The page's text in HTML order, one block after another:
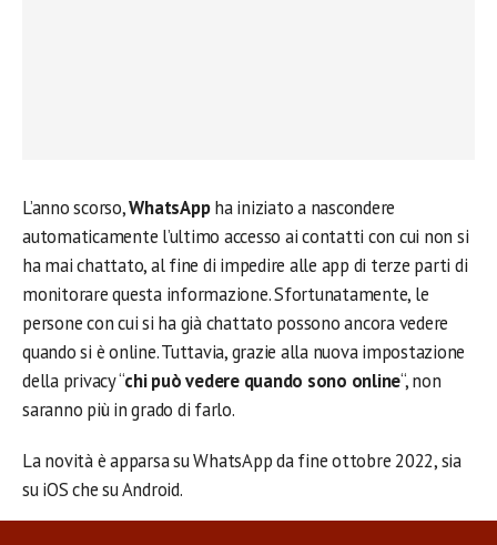
L’anno scorso,WhatsAppha iniziato a nascondere
automaticamente l’ultimo accesso ai contatti con cui non si
ha mai chattato, al fine di impedire alle app di terze parti di
monitorare questa informazione. Sfortunatamente, le
persone con cui si ha già chattato possono ancora vedere
quando si è online. Tuttavia, grazie alla nuova impostazione
della privacy “chi può vedere quando sono online“, non
saranno più in grado di farlo.
La novità è apparsa su WhatsApp da fine ottobre 2022, sia
su iOS che su Android.